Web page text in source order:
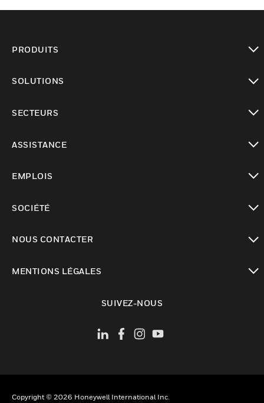
PRODUITS
SOLUTIONS
SECTEURS
ASSISTANCE
EMPLOIS
SOCIÉTÉ
NOUS CONTACTER
MENTIONS LÉGALES
SUIVEZ-NOUS
Copyright © 2026 Honeywell International Inc.